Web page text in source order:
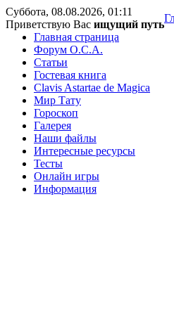
Суббота, 08.08.2026, 01:11
Приветствую Вас ищущий путь
Главная страница
Форум O.C.A.
Статьи
Гостевая книга
Clavis Astartae de Magica
Мир Тату
Гороскоп
Галерея
Наши файлы
Интересные ресурсы
Тесты
Онлайн игры
Информация